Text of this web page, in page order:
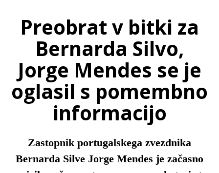
Preobrat v bitki za
Bernarda Silvo,
Jorge Mendes se je
oglasil s pomembno
informacijo
Zastopnik portugalskega zvezdnika
Bernarda Silve Jorge Mendes je začasno